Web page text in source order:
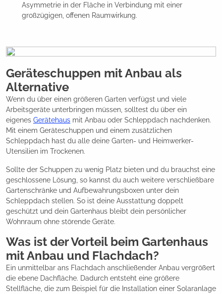
Asymmetrie in der Fläche in Verbindung mit einer
großzügigen, offenen Raumwirkung.
Geräteschuppen mit Anbau als
Alternative
Wenn du über einen größeren Garten verfügst und viele
Arbeitsgeräte unterbringen müssen, solltest du über ein
eigenes Gerätehaus mit Anbau oder Schleppdach nachdenken.
Mit einem Geräteschuppen und einem zusätzlichen
Schleppdach hast du alle deine Garten- und Heimwerker-
Utensilien im Trockenen.
Sollte der Schuppen zu wenig Platz bieten und du brauchst eine
geschlossene Lösung, so kannst du auch weitere verschließbare
Gartenschränke und Aufbewahrungsboxen unter dein
Schleppdach stellen. So ist deine Ausstattung doppelt
geschützt und dein Gartenhaus bleibt dein persönlicher
Wohnraum ohne störende Geräte.
Was ist der Vorteil beim Gartenhaus
mit Anbau und Flachdach?
Ein unmittelbar ans Flachdach anschließender Anbau vergrößert
die ebene Dachfläche. Dadurch entsteht eine größere
Stellfläche, die zum Beispiel für die Installation einer Solaranlage